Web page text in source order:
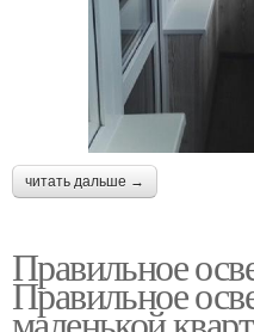
читать дальше →
Правильное
Правильное